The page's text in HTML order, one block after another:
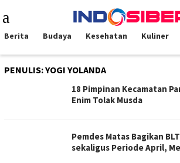
ke
Mobile
Berita Budaya Kesehatan Kuliner
PENULIS:YOGI YOLANDA
18 Pimpinan Kecamatan
Enim Tolak Musda
Pemdes Matas Bagikan
sekaligus Periode April,